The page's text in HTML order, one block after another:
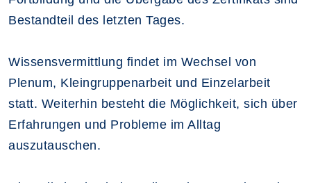
Bestandteil des letzten Tages.
Wissensvermittlung findet im Wechsel von
Plenum, Kleingruppenarbeit und Einzelarbeit
statt. Weiterhin besteht die Möglichkeit, sich über
Erfahrungen und Probleme im Alltag
auszutauschen.